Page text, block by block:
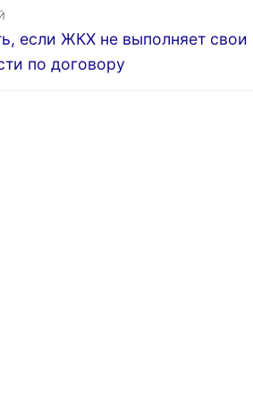
если ЖКХ не выполняет свои
по договору